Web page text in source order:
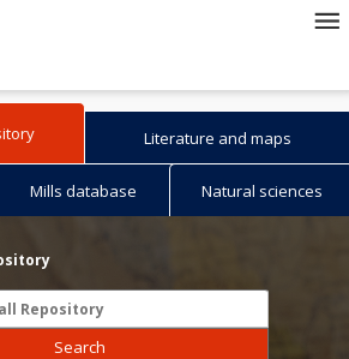
Literature and maps
Mills database Natural sciences
Search